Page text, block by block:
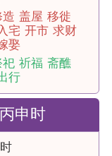
造 盖屋 移徙
宅 开市 求财
娶
祀 祈福 斋醮
行
申时